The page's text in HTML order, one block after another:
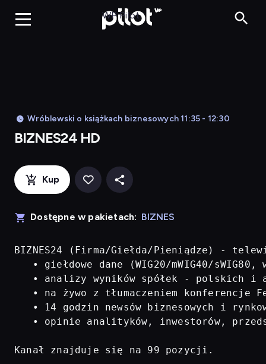
WP Pilot
Wróblewski o książkach biznesowych 11:35 - 12:30
BIZNES24 HD
Kup
Dostępne w pakietach: BIZNES
BIZNES24 (Firma/Giełda/Pieniądze) -
• giełdowe dane (WIG20/mWIG40/
• analizy wyników spółek - polskich i
• na żywo z tłumaczeniem konferencje
• 14 godzin newsów biznesowych i
• opinie analityków, inwestorów,
Kanał znajduje się na 99 pozycji.